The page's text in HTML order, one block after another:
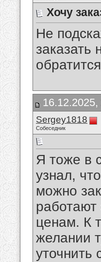
Хочу
Не
заказать
16.12.2025,
Sergey1818
Собеседник
Я тоже в
узнал,
можно
ценам. К
желании
уточнить